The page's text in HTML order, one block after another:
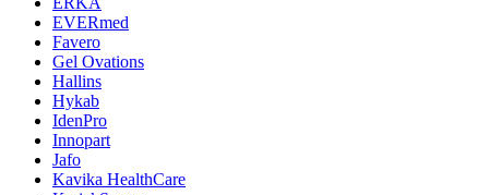
EVERmed
Favero
Gel Ovations
Hallins
Hykab
IdenPro
Innopart
Jafo
Kavika HealthCare